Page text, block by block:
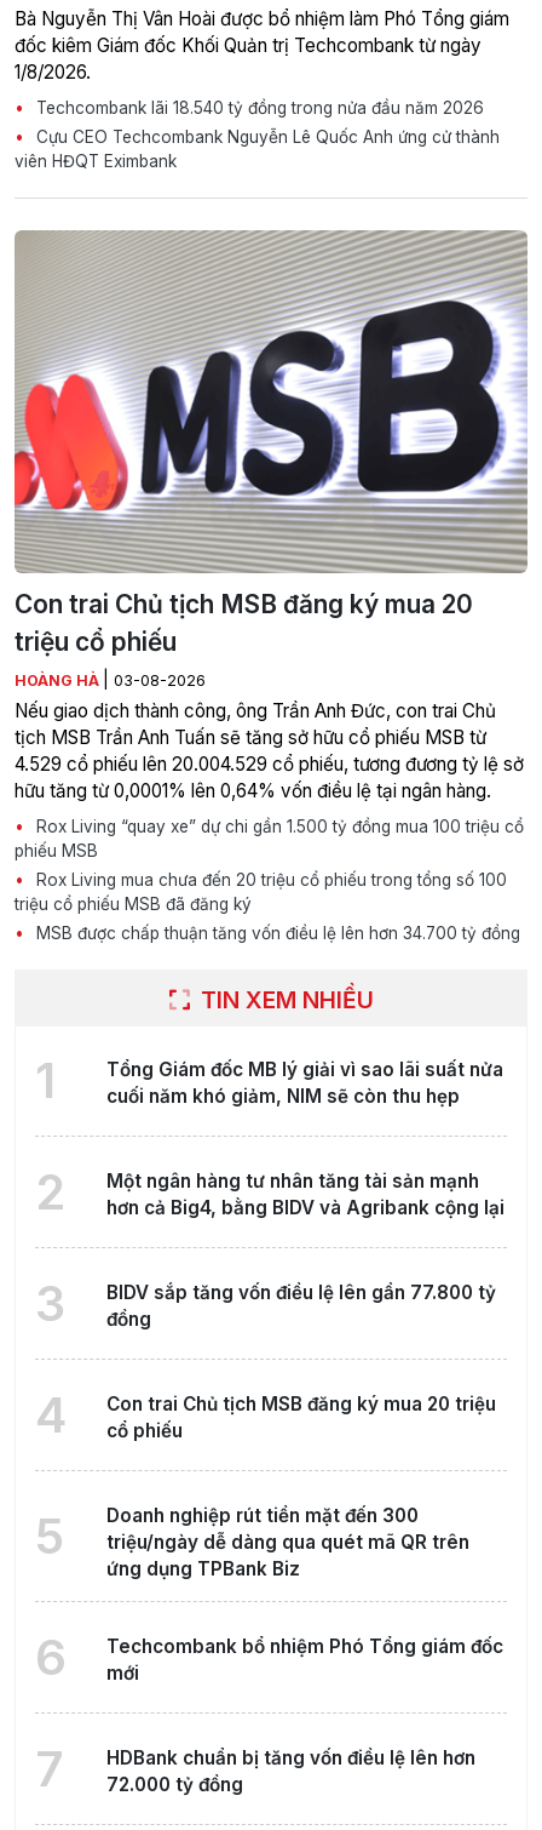
Bà Nguyễn Thị Vân Hoài được bổ nhiệm làm Phó Tổng giám
đốc kiêm Giám đốc Khối Quản trị Techcombank từ ngày
1/8/2026.
Techcombank lãi 18.540 tỷ đồng trong nửa đầu năm 2026
Cựu CEO Techcombank Nguyễn Lê Quốc Anh ứng cử thành
viên HĐQT Eximbank
Con trai Chủ tịch MSB đăng ký mua 20
triệu cổ phiếu
HOÀNG HÀ 03-08-2026
Nếu giao dịch thành công, ông Trần Anh Đức, con trai Chủ
tịch MSB Trần Anh Tuấn sẽ tăng sở hữu cổ phiếu MSB từ
4.529 cổ phiếu lên 20.004.529 cổ phiếu, tương đương tỷ lệ sở
hữu tăng từ 0,0001% lên 0,64% vốn điều lệ tại ngân hàng.
Rox Living “quay xe” dự chi gần 1.500 tỷ đồng mua 100 triệu cổ
phiếu MSB
Rox Living mua chưa đến 20 triệu cổ phiếu trong tổng số 100
triệu cổ phiếu MSB đã đăng ký
MSB được chấp thuận tăng vốn điều lệ lên hơn 34.700 tỷ đồng
TIN XEM NHIỀU
1
Tổng Giám đốc MB lý giải vì sao lãi suất nửa
cuối năm khó giảm, NIM sẽ còn thu hẹp
2
Một ngân hàng tư nhân tăng tài sản mạnh
hơn cả Big4, bằng BIDV và Agribank cộng lại
3
BIDV sắp tăng vốn điều lệ lên gần 77.800 tỷ
đồng
4
Con trai Chủ tịch MSB đăng ký mua 20 triệu
cổ phiếu
5
Doanh nghiệp rút tiền mặt đến 300
triệu/ngày dễ dàng qua quét mã QR trên
ứng dụng TPBank Biz
6
Techcombank bổ nhiệm Phó Tổng giám đốc
mới
7
HDBank chuẩn bị tăng vốn điều lệ lên hơn
72.000 tỷ đồng